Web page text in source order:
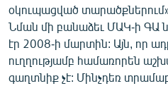
«Ազատության» բոլոր
օկուպացված
Նման մի բանաձեւ ՄԱԿ-ի ԳԱ
էր 2008-ի մարտին: Այն, որ
ուղղությամբ համառորեն
գաղտնիք չէ: Մինչդեռ